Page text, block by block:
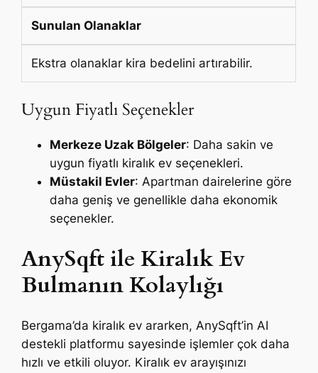
Sunulan Olanaklar
Ekstra olanaklar kira bedelini artırabilir.
Uygun Fiyatlı Seçenekler
Merkeze Uzak Bölgeler: Daha sakin ve
uygun fiyatlı kiralık ev seçenekleri.
Müstakil Evler: Apartman dairelerine göre
daha geniş ve genellikle daha ekonomik
seçenekler.
AnySqft ile Kiralık Ev
Bulmanın Kolaylığı
Bergama’da kiralık ev ararken, AnySqft’in AI
destekli platformu sayesinde işlemler çok daha
hızlı ve etkili oluyor. Kiralık ev arayışınızı